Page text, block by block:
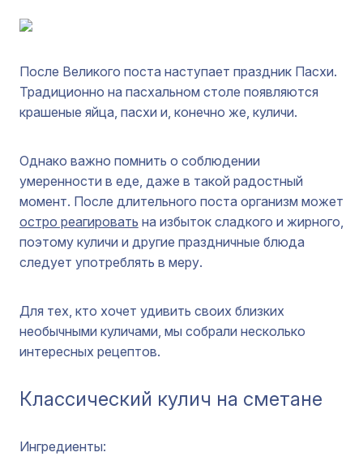
После Великого поста наступает праздник Пасхи.
Традиционно на пасхальном столе появляются
крашеные яйца, пасхи и, конечно же, куличи.
Однако важно помнить о соблюдении
умеренности в еде, даже в такой радостный
момент. После длительного поста организм может
остро реагировать на избыток сладкого и жирного,
поэтому куличи и другие праздничные блюда
следует употреблять в меру.
Для тех, кто хочет удивить своих близких
необычными куличами, мы собрали несколько
интересных рецептов.
Классический кулич на сметане
Ингредиенты: